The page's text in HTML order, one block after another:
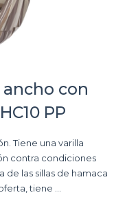
con
PP
Tiene una varilla
contra condiciones
de las sillas de hamaca
tiene ...